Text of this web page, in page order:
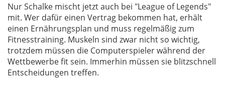
Nur Schalke mischt jetzt auch bei "League of Legends"
mit. Wer dafür einen Vertrag bekommen hat, erhält
einen Ernährungsplan und muss regelmäßig zum
Fitnesstraining. Muskeln sind zwar nicht so wichtig,
trotzdem müssen die Computerspieler während der
Wettbewerbe fit sein. Immerhin müssen sie blitzschnell
Entscheidungen treffen.